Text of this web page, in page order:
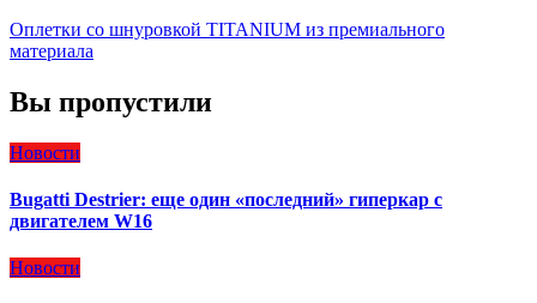
Оплетки со шнуровкой TITANIUM из премиального
материала
Вы пропустили
Новости
Bugatti Destrier: еще один «последний» гиперкар с
двигателем W16
Новости